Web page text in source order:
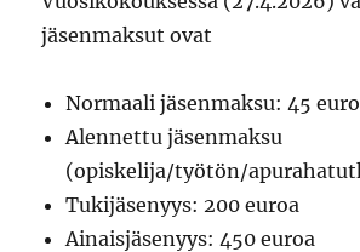
jäsenmaksut ovat
Normaali jäsenmaksu: 45
Alennettu jäsenmaksu
(opiskelija/työtön/
Tukijäsenyys: 200 euroa
Ainaisjäsenyys: 450 euroa